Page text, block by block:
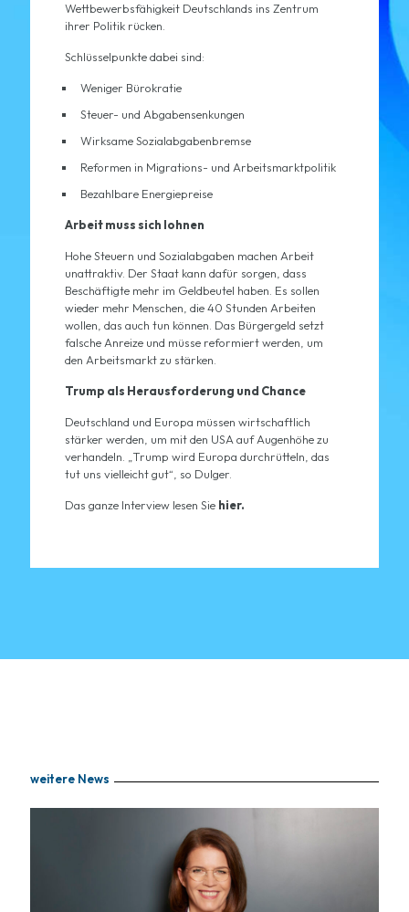
Wettbewerbsfähigkeit Deutschlands ins Zentrum
ihrer Politik rücken.
Schlüsselpunkte dabei sind:
Weniger Bürokratie
Steuer- und Abgabensenkungen
Wirksame Sozialabgabenbremse
Reformen in Migrations- und Arbeitsmarktpolitik
Bezahlbare Energiepreise
Arbeit muss sich lohnen
Hohe Steuern und Sozialabgaben machen Arbeit
unattraktiv. Der Staat kann dafür sorgen, dass
Beschäftigte mehr im Geldbeutel haben. Es sollen
wieder mehr Menschen, die 40 Stunden Arbeiten
wollen, das auch tun können. Das Bürgergeld setzt
falsche Anreize und müsse reformiert werden, um
den Arbeitsmarkt zu stärken.
Trump als Herausforderung und Chance
Deutschland und Europa müssen wirtschaftlich
stärker werden, um mit den USA auf Augenhöhe zu
verhandeln. „Trump wird Europa durchrütteln, das
tut uns vielleicht gut“, so Dulger.
Das ganze Interview lesen Sie hier.
weitere News